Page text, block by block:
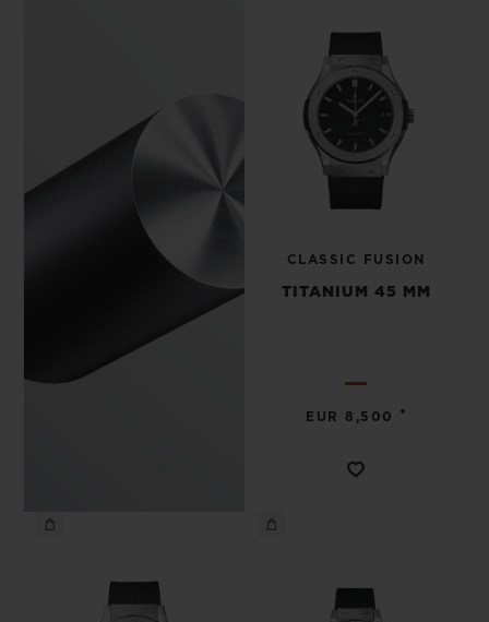
CLASSIC FUSION
TITANIUM 45 MM
EUR 8,500 •